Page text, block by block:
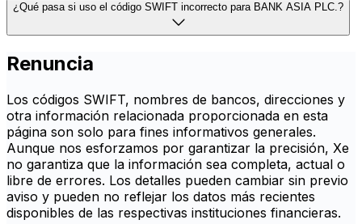
¿Qué pasa si uso el código SWIFT incorrecto para BANK ASIA PLC.?
Renuncia
Los códigos SWIFT, nombres de bancos, direcciones y
otra información relacionada proporcionada en esta
página son solo para fines informativos generales.
Aunque nos esforzamos por garantizar la precisión, Xe
no garantiza que la información sea completa, actual o
libre de errores. Los detalles pueden cambiar sin previo
aviso y pueden no reflejar los datos más recientes
disponibles de las respectivas instituciones financieras.